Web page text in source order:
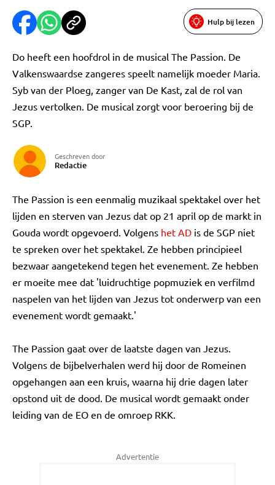
Hulp bij lezen
Do heeft een hoofdrol in de musical The Passion. De
Valkenswaardse zangeres speelt namelijk moeder Maria.
Syb van der Ploeg, zanger van De Kast, zal de rol van
Jezus vertolken. De musical zorgt voor beroering bij de
SGP.
Geschreven door
Redactie
The Passion is een eenmalig muzikaal spektakel over het
lijden en sterven van Jezus dat op 21 april op de markt in
Gouda wordt opgevoerd. Volgens het AD is de SGP niet
te spreken over het spektakel. Ze hebben principieel
bezwaar aangetekend tegen het evenement. Ze hebben
er moeite mee dat 'luidruchtige popmuziek en verfilmd
naspelen van het lijden van Jezus tot onderwerp van een
evenement wordt gemaakt.'
The Passion gaat over de laatste dagen van Jezus.
Volgens de bijbelverhalen werd hij door de Romeinen
opgehangen aan een kruis, waarna hij drie dagen later
opstond uit de dood. De musical wordt gemaakt onder
leiding van de EO en de omroep RKK.
Advertentie